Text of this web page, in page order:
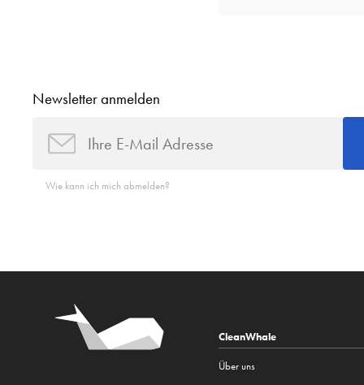
Newsletter anmelden
Wie kann ich mich abmelden?
CleanWhale
Über uns